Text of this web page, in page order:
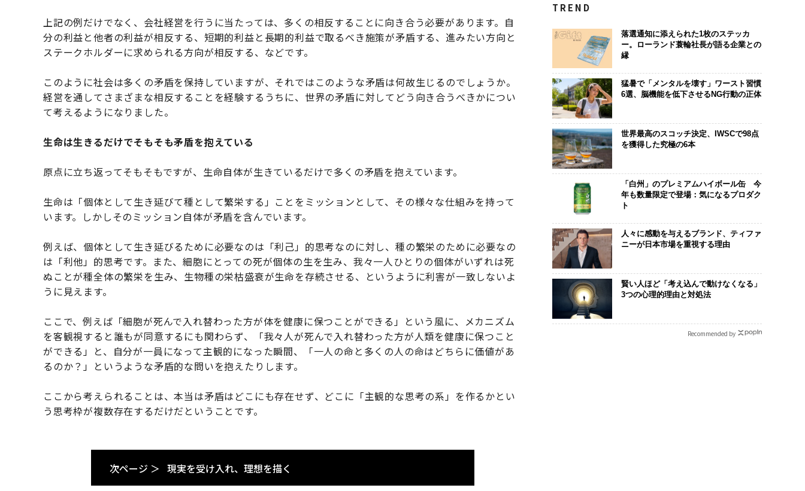
上記の例だけでなく、会社経営を行うに当たっては、多くの相反することに向き合う必要があります。自
分の利益と他者の利益が相反する、短期的利益と長期的利益で取るべき施策が矛盾する、進みたい方向と
ステークホルダーに求められる方向が相反する、などです。
このように社会は多くの矛盾を保持していますが、それではこのような矛盾は何故生じるのでしょうか。
経営を通してさまざまな相反することを経験するうちに、世界の矛盾に対してどう向き合うべきかについ
て考えるようになりました。
生命は生きるだけでそもそも矛盾を抱えている
原点に立ち返ってそもそもですが、生命自体が生きているだけで多くの矛盾を抱えています。
生命は「個体として生き延びて種として繁栄する」ことをミッションとして、その様々な仕組みを持って
います。しかしそのミッション自体が矛盾を含んでいます。
例えば、個体として生き延びるために必要なのは「利己」的思考なのに対し、種の繁栄のために必要なの
は「利他」的思考です。また、細胞にとっての死が個体の生を生み、我々一人ひとりの個体がいずれは死
ぬことが種全体の繁栄を生み、生物種の栄枯盛衰が生命を存続させる、というように利害が一致しないよ
うに見えます。
ここで、例えば「細胞が死んで入れ替わった方が体を健康に保つことができる」という風に、メカニズム
を客観視すると誰もが同意するにも関わらず、「我々人が死んで入れ替わった方が人類を健康に保つこと
ができる」と、自分が一員になって主観的になった瞬間、「一人の命と多くの人の命はどちらに価値があ
るのか？」というような矛盾的な問いを抱えたりします。
ここから考えられることは、本当は矛盾はどこにも存在せず、どこに「主観的な思考の系」を作るかとい
う思考枠が複数存在するだけだということです。
次ページ ＞ 現実を受け入れ、理想を描く
TREND
落選通知に添えられた1枚のステッカ
ー。ローランド蓑輪社長が語る企業との
縁
猛暑で「メンタルを壊す」ワースト習慣
6選、脳機能を低下させるNG行動の正体
世界最高のスコッチ決定、IWSCで98点
を獲得した究極の6本
「白州」のプレミアムハイボール缶 今
年も数量限定で登場：気になるプロダク
ト
人々に感動を与えるブランド、ティファ
ニーが日本市場を重視する理由
賢い人ほど「考え込んで動けなくなる」
3つの心理的理由と対処法
Recommended by